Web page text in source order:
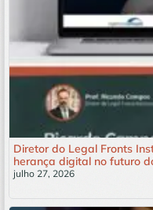
Diretor do Legal Fronts
herança digital no futuro
julho 27, 2026